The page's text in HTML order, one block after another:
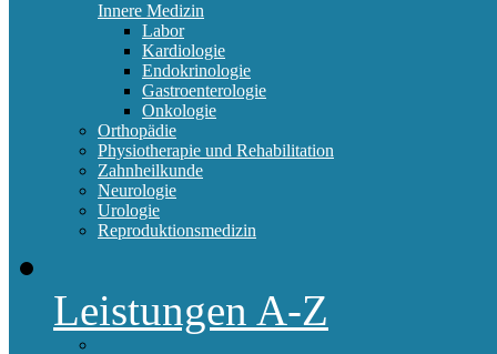
Innere Medizin
Labor
Kardiologie
Endokrinologie
Gastroenterologie
Onkologie
Orthopädie
Physiotherapie und Rehabilitation
Zahnheilkunde
Neurologie
Urologie
Reproduktionsmedizin
Leistungen A-Z